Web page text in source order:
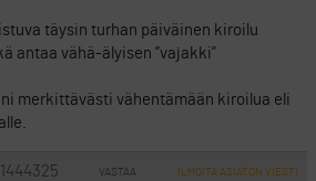
täysin turhan päiväinen kiroilu
antaa vähä-älyisen ”vajakki”
merkittävästi vähentämään kiroilua eli
VASTAA ILMOITA ASIATON VIESTI